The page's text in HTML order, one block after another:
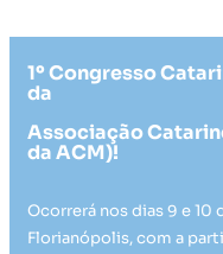
1º Congresso
da
Associação
da ACM)!
Ocorrerá nos dias 9 e 10
Florianópolis, com a